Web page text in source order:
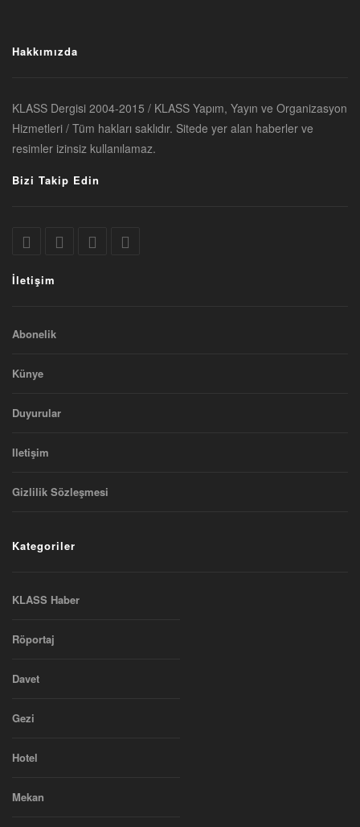
Hakkımızda
KLASS Dergisi 2004-2015 / KLASS Yapım, Yayın ve Organizasyon
Hizmetleri / Tüm hakları saklıdır. Sitede yer alan haberler ve
resimler izinsiz kullanılamaz.
Bizi Takip Edin
İletişim
Abonelik
Künye
Duyurular
Iletişim
Gizlilik Sözleşmesi
Kategoriler
KLASS Haber
Röportaj
Davet
Gezi
Hotel
Mekan